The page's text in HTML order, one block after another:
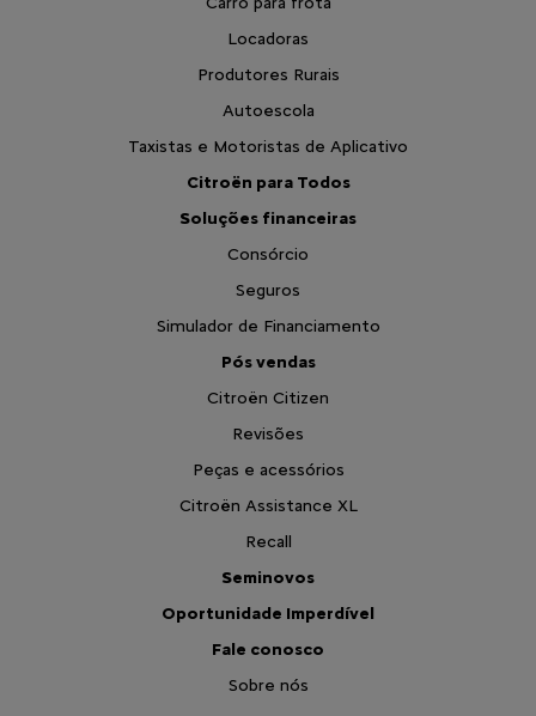
Locadoras
Produtores Rurais
Autoescola
Taxistas e Motoristas de Aplicativo
Citroën para Todos
Soluções financeiras
Consórcio
Seguros
Simulador de Financiamento
Pós vendas
Citroën Citizen
Revisões
Peças e acessórios
Citroën Assistance XL
Recall
Seminovos
Oportunidade Imperdível
Fale conosco
Sobre nós